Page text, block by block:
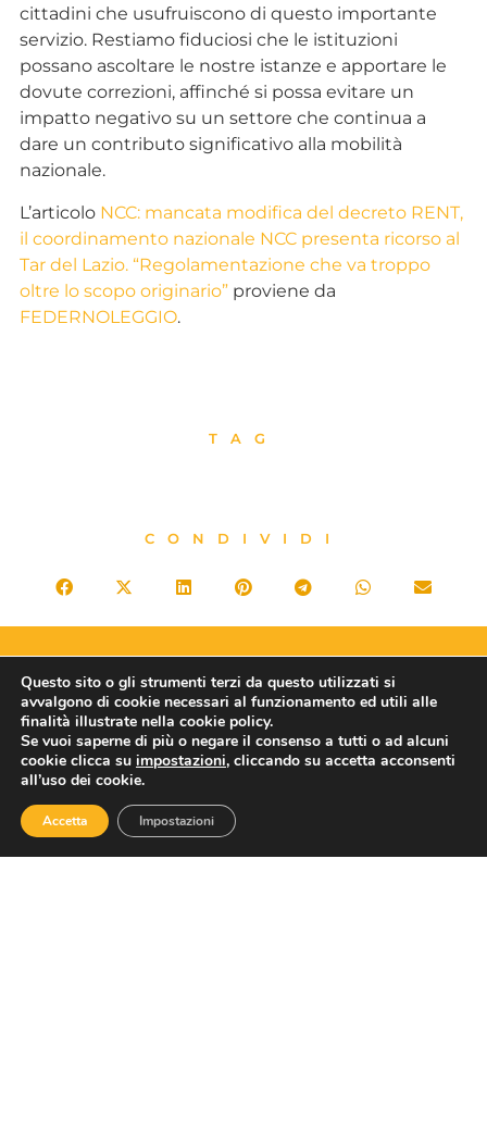
cittadini che usufruiscono di questo importante
servizio. Restiamo fiduciosi che le istituzioni
possano ascoltare le nostre istanze e apportare le
dovute correzioni, affinché si possa evitare un
impatto negativo su un settore che continua a
dare un contributo significativo alla mobilità
nazionale.
L’articolo NCC: mancata modifica del decreto RENT,
il coordinamento nazionale NCC presenta ricorso al
Tar del Lazio. “Regolamentazione che va troppo
oltre lo scopo originario”proviene da
FEDERNOLEGGIO.
TAG
CONDIVIDI
Balneari: Fiba Confesercenti, “Comparto vive estrema incertezza. Intervenire subito per garantire futuro alle imprese del settore”
Speciale TTG 2024 – Intervista a Gianni Rebecchi da ilGiornale del Turismo magazine
Questo sito o gli strumenti terzi da questo utilizzati si
avvalgono di cookie necessari al funzionamento ed utili alle
finalità illustrate nella cookie policy.
Se vuoi saperne di più o negare il consenso a tutti o ad alcuni
cookie clicca su impostazioni, cliccando su accetta acconsenti
all’uso dei cookie.
Accetta Impostazioni